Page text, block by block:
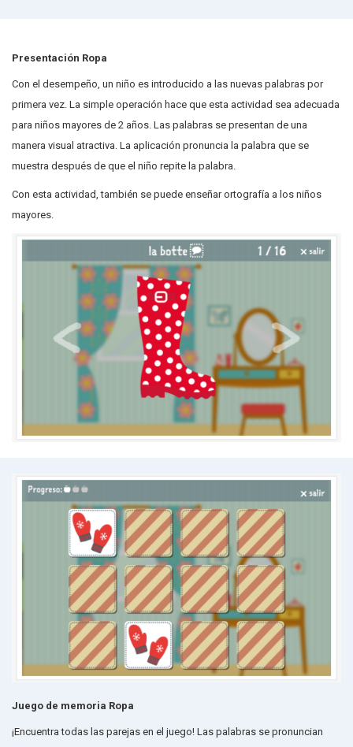
Presentación Ropa
Con el desempeño, un niño es introducido a las nuevas palabras por
primera vez. La simple operación hace que esta actividad sea adecuada
para niños mayores de 2 años. Las palabras se presentan de una
manera visual atractiva. La aplicación pronuncia la palabra que se
muestra después de que el niño repite la palabra.
Con esta actividad, también se puede enseñar ortografía a los niños
mayores.
Juego de memoria Ropa
¡Encuentra todas las parejas en el juego! Las palabras se pronuncian